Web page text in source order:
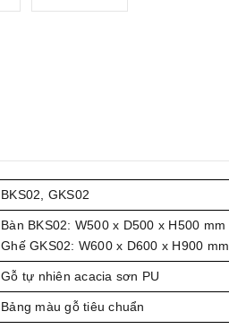
BKS02, GKS02
Bàn BKS02: W500 x D500 x H500 mm
Ghế GKS02: W600 x D600 x H900 mm
Gỗ tự nhiên acacia sơn PU
Bảng màu gỗ tiêu chuẩn